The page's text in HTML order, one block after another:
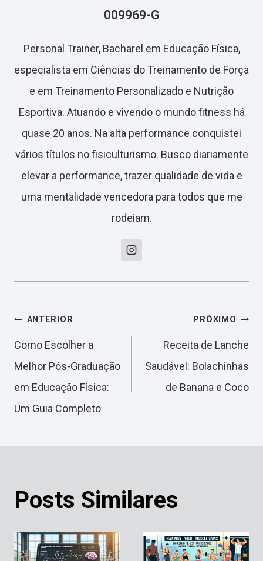
009969-G
Personal Trainer, Bacharel em Educação Física,
especialista em Ciências do Treinamento de Força
e em Treinamento Personalizado e Nutrição
Esportiva. Atuando e vivendo o mundo fitness há
quase 20 anos. Na alta performance conquistei
vários títulos no fisiculturismo. Busco diariamente
elevar a performance, trazer qualidade de vida e
uma mentalidade vencedora para todos que me
rodeiam.
Navegação
de
Post
ANTERIOR
Como Escolher a
Melhor Pós-Graduação
em Educação Física:
Um Guia Completo
PRÓXIMO
Receita de Lanche
Saudável: Bolachinhas
de Banana e Coco
Posts Similares